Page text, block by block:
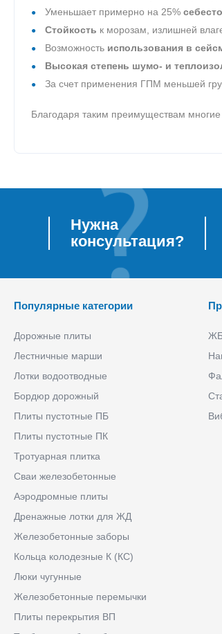
Уменьшает примерно на 25%
Стойкость к морозам, излишней
Возможность использования в
Высокая степень шумо- и
За счет применения ГПМ меньшей
Благодаря таким преимуществам
Нужна
консультация?
Популярные категории
Дорожные плиты
Лестничные марши
Лотки водоотводные
Бордюр дорожный
Плиты пустотные ПБ
Плиты пустотные ПК
Тротуарная плитка
Сваи железобетонные
Аэродромные плиты
Дренажные лотки для ЖД
Железобетонные заборы
Кольца колодезные К (КС)
Люки чугунные
Железобетонные перемычки
Плиты перекрытия ВП